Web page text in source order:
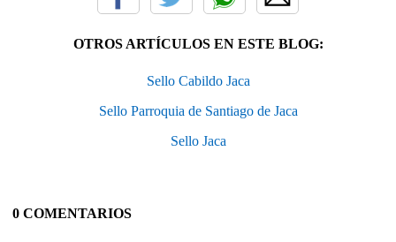
OTROS ARTÍCULOS EN ESTE BLOG:
Sello Cabildo Jaca
Sello Parroquia de Santiago de Jaca
Sello Jaca
0 COMENTARIOS